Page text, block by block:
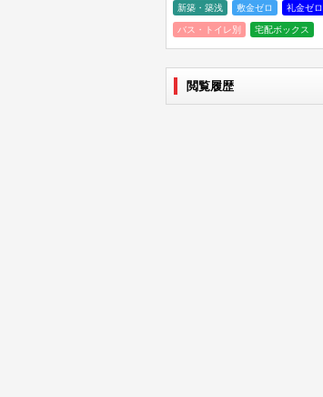
新築・築浅 敷金ゼロ 礼金ゼロ
バス・トイレ別 宅配ボックス
閲覧履歴